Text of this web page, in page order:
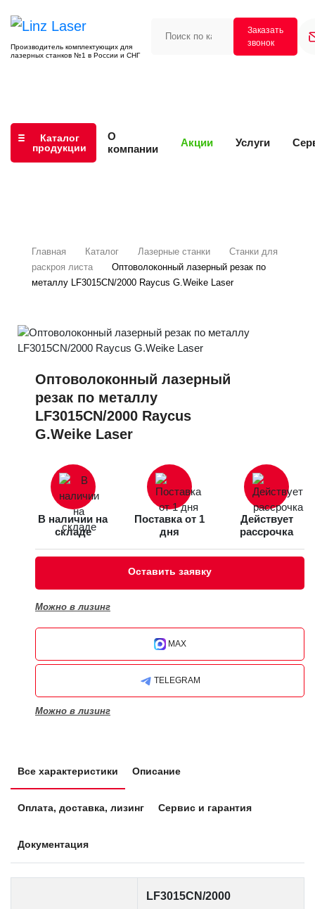
Производитель комплектующих для
лазерных станков №1 в России и СНГ
Заказать
звонок
Каталог
продукции
О
компании
Акции Услуги
Главная Каталог Лазерные станки
Станки для
раскроя листа
Оптоволоконный лазерный резак по
металлу LF3015CN/2000 Raycus G.Weike Laser
Оптоволоконный лазерный
резак по металлу
LF3015CN/2000 Raycus
G.Weike Laser
В наличии на
складе
Поставка от 1
дня
Действует
рассрочка
Оставить заявку
Можно в лизинг
MAX
TELEGRAM
Можно в лизинг
Все характеристики Описание
Оплата, доставка, лизинг Сервис и гарантия
Документация
LF3015CN/2000